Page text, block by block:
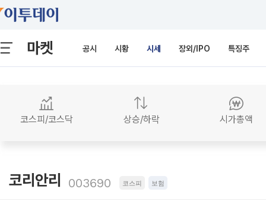
마켓 공시 시황 시세 장외/IPO 특징주
코스피/코스닥 상승/하락 시가총액
코리안리 003690 코스피 보험